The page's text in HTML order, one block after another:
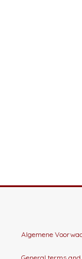
Algemene